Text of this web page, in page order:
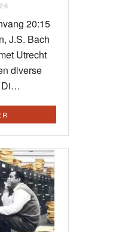
20:15
J.S. Bach
Utrecht
diverse
Di…